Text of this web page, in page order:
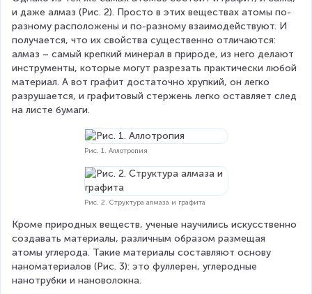
и даже алмаз (Рис. 2). Просто в этих веществах атомы по-
разному расположены и по-разному взаимодействуют. И
получается, что их свойства существенно отличаются:
алмаз – самый крепкий минерал в природе, из него делают
инструменты, которые могут разрезать практически любой
материал. А вот графит достаточно хрупкий, он легко
разрушается, и графитовый стержень легко оставляет след
на листе бумаги.
Рис. 1. Аллотропия
Рис. 2. Структура алмаза и графита
Кроме природных веществ, ученые научились искусственно
создавать материалы, различным образом размещая
атомы углерода. Такие материалы составляют основу
наноматериалов (Рис. 3): это фуллерен, углеродные
нанотрубки и нановолокна.